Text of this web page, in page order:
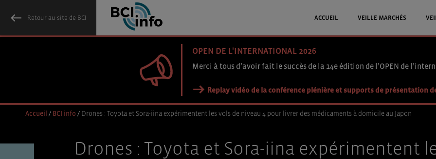
Retour au site de BCI ACCUEIL VEILLE MARCHÉS
OPEN DE L'INTERNATIONAL 2026
Merci à tous d’avoir fait le succès de la 14e édition de l’OPEN de
Replay vidéo de la conférence plénière et supports de présentation
Accueil / BCI info / Drones : Toyota et Sora-iina expérimentent les vols de niveau 4 pour livrer des médicaments à domicile au Japon
Drones : Toyota et Sora-iina expérimentent